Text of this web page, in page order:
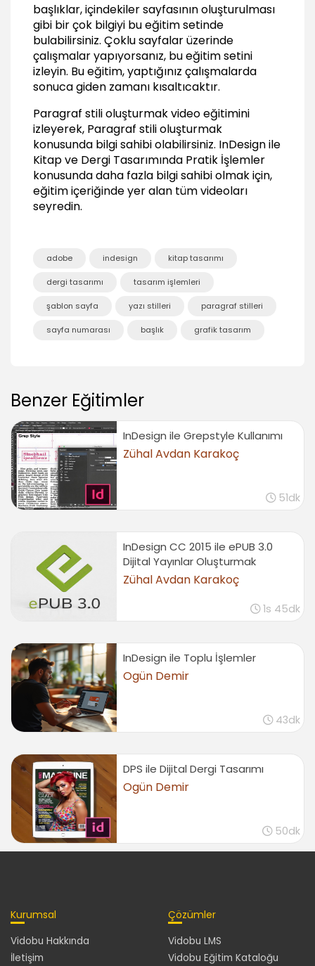
Stilleri kontrol etmek
Stilleri farklı dokümanlarda kullanmak
01:34
Kullanılan stilleri silmek
01:21
Stillere hızlı erişim (quick apply)
01:04
Son İşlemler
İçindekiler tablosunu oluşturmak
05:25
Sayfa kenarıda tekrar eden başlık uygulaması
Text warp
06:40
Kaydetme Seçenekleri
PDF kaydetmek
00:58
Sonuç
Sonuç
00:23
başlıklar, içindekiler sayfasının oluşturulması
gibi bir çok bilgiyi bu eğitim setinde
bulabilirsiniz. Çoklu sayfalar üzerinde
çalışmalar yapıyorsanız, bu eğitim setini
izleyin. Bu eğitim, yaptığınız çalışmalarda
sonuca giden zamanı kısaltıcaktır.
Paragraf stili oluşturmak video eğitimini
izleyerek, Paragraf stili oluşturmak
konusunda bilgi sahibi olabilirsiniz. InDesign ile
Kitap ve Dergi Tasarımında Pratik İşlemler
konusunda daha fazla bilgi sahibi olmak için,
eğitim içeriğinde yer alan tüm videoları
seyredin.
adobe indesign kitap tasarımı
dergi tasarımı tasarım işlemleri
şablon sayfa yazı stilleri paragraf stilleri
sayfa numarası başlık grafik tasarım
Benzer Eğitimler
InDesign ile Grepstyle Kullanımı
Zühal Avdan Karakoç
51dk
InDesign CC 2015 ile ePUB 3.0
Dijital Yayınlar Oluşturmak
Zühal Avdan Karakoç
1s 45dk
InDesign ile Toplu İşlemler
Ogün Demir
43dk
DPS ile Dijital Dergi Tasarımı
Ogün Demir
50dk
Kurumsal
Vidobu Hakkında
İletişim
Çözümler
Vidobu LMS
Vidobu Eğitim Kataloğu